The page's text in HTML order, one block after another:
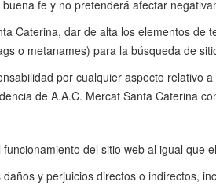
fe y no pretenderá afectar
Caterina, dar de alta los elementos
o metanames) para la búsqueda de
por cualquier aspecto relativo
de A.A.C. Mercat Santa Caterina
del sitio web al igual que
y perjuicios directos o indirectos,